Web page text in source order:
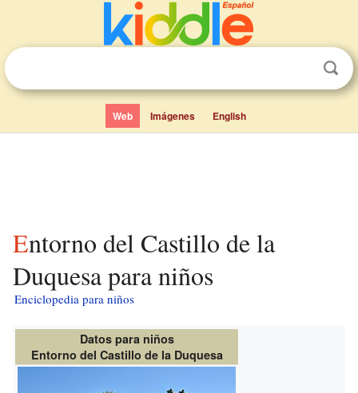
Web Imágenes English
Entorno del Castillo de la
Duquesa para niños
Enciclopedia para niños
Datos para niños
Entorno del Castillo de la Duquesa